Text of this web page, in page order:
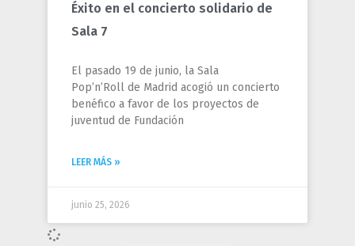
Éxito en el concierto solidario de
Sala 7
El pasado 19 de junio, la Sala
Pop’n’Roll de Madrid acogió un concierto
benéfico a favor de los proyectos de
juventud de Fundación
LEER MÁS »
junio 25, 2026